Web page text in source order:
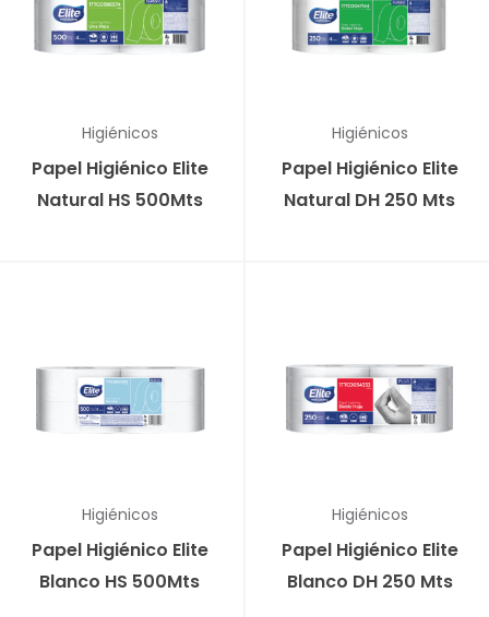
Higiénicos
Papel Higiénico Elite
Natural HS 500Mts
Higiénicos
Papel Higiénico Elite
Natural DH 250 Mts
Higiénicos
Papel Higiénico Elite
Blanco HS 500Mts
Higiénicos
Papel Higiénico Elite
Blanco DH 250 Mts